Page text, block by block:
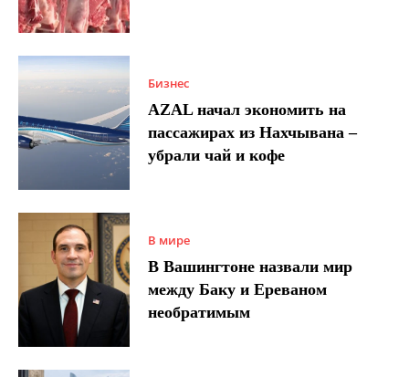
Бизнес
AZAL начал экономить на
пассажирах из Нахчывана –
убрали чай и кофе
В мире
В Вашингтоне назвали мир
между Баку и Ереваном
необратимым